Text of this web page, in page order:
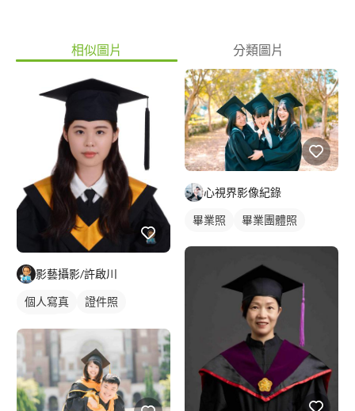
相似圖片 分類圖片
影藝攝影/許啟川
個人寫真
證件照
藝術照
心視界影像紀錄
畢業照 畢業團體照